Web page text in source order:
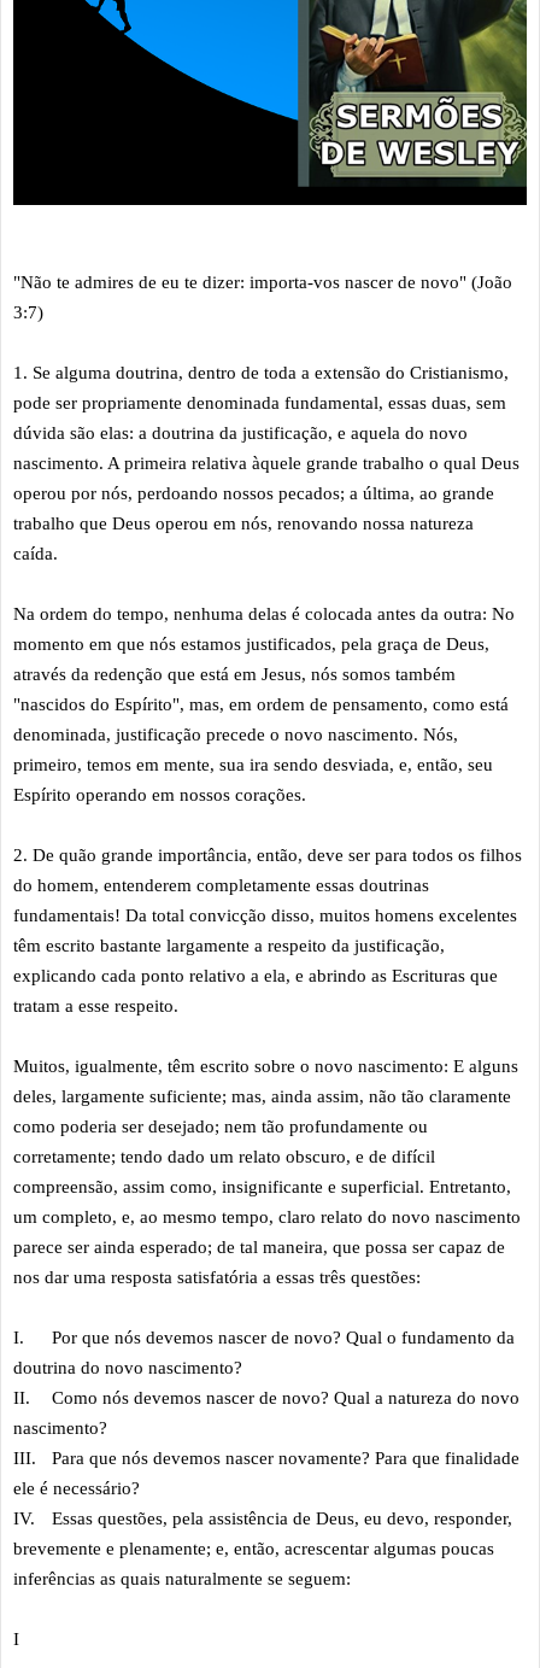
"Não te admires de eu te dizer: importa-vos nascer de novo" (João
3:7)
1. Se alguma doutrina, dentro de toda a extensão do Cristianismo,
pode ser propriamente denominada fundamental, essas duas, sem
dúvida são elas: a doutrina da justificação, e aquela do novo
nascimento. A primeira relativa àquele grande trabalho o qual Deus
operou por nós, perdoando nossos pecados; a última, ao grande
trabalho que Deus operou em nós, renovando nossa natureza
caída.
Na ordem do tempo, nenhuma delas é colocada antes da outra: No
momento em que nós estamos justificados, pela graça de Deus,
através da redenção que está em Jesus, nós somos também
"nascidos do Espírito", mas, em ordem de pensamento, como está
denominada, justificação precede o novo nascimento. Nós,
primeiro, temos em mente, sua ira sendo desviada, e, então, seu
Espírito operando em nossos corações.
2. De quão grande importância, então, deve ser para todos os filhos
do homem, entenderem completamente essas doutrinas
fundamentais! Da total convicção disso, muitos homens excelentes
têm escrito bastante largamente a respeito da justificação,
explicando cada ponto relativo a ela, e abrindo as Escrituras que
tratam a esse respeito.
Muitos, igualmente, têm escrito sobre o novo nascimento: E alguns
deles, largamente suficiente; mas, ainda assim, não tão claramente
como poderia ser desejado; nem tão profundamente ou
corretamente; tendo dado um relato obscuro, e de difícil
compreensão, assim como, insignificante e superficial. Entretanto,
um completo, e, ao mesmo tempo, claro relato do novo nascimento
parece ser ainda esperado; de tal maneira, que possa ser capaz de
nos dar uma resposta satisfatória a essas três questões:
I.
Por que nós devemos nascer de novo? Qual o fundamento da
doutrina do novo nascimento?
II.
Como nós devemos nascer de novo? Qual a natureza do novo
nascimento?
III.
Para que nós devemos nascer novamente? Para que finalidade
ele é necessário?
IV.
Essas questões, pela assistência de Deus, eu devo, responder,
brevemente e plenamente; e, então, acrescentar algumas poucas
inferências as quais naturalmente se seguem:
I